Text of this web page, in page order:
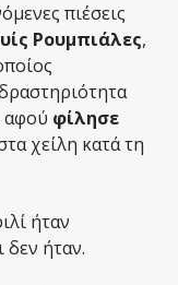
πιέσεις
Ρουμπιάλες,
αφού φίλησε
χείλη κατά τη
ήταν
δεν ήταν.